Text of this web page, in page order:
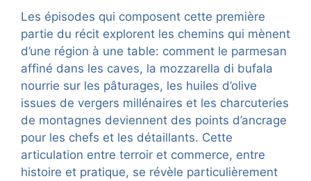
Les épisodes qui composent cette première
partie du récit explorent les chemins qui mènent
d’une région à une table: comment le parmesan
affiné dans les caves, la mozzarella di bufala
nourrie sur les pâturages, les huiles d’olive
issues de vergers millénaires et les charcuteries
de montagnes deviennent des points d’ancrage
pour les chefs et les détaillants. Cette
articulation entre terroir et commerce, entre
histoire et pratique, se révèle particulièrement